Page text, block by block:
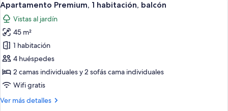
balcón
todas
las
fotos
de
Apartamento
Premium,
1
habitación,
balcón
6
Apartamento Premium, 1 habitación, balcón
Vistas al jardín
45 m²
1 habitación
4 huéspedes
2 camas individuales y 2 sofás cama individuales
Wifi gratis
Ver más detalles
Más